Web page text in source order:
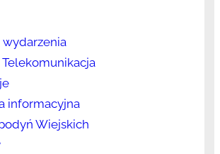
wydarzenia
informacyjna
Wiejskich